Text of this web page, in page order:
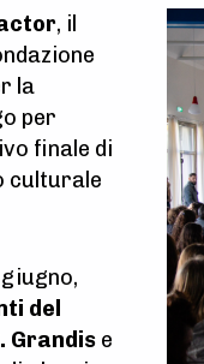
, il
la
per
finale di
culturale
del
Grandise